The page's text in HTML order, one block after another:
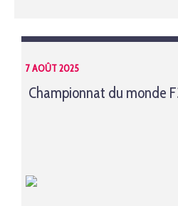
7 AOÛT 2025
Championnat du monde